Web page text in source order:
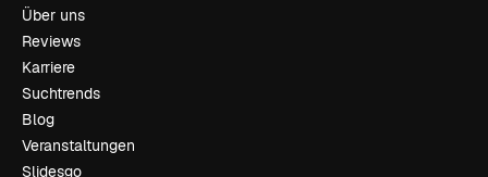
Über uns
Reviews
Karriere
Suchtrends
Blog
Veranstaltungen
Slidesgo